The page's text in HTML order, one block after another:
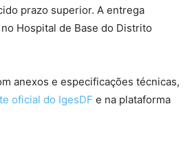
prazo superior. A entrega
Hospital de Base do Distrito
anexos e especificações técnicas,
oficial do IgesDF e na plataforma